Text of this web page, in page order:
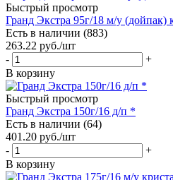
Быстрый просмотр
Гранд Экстра 95г/18 м/у (дойпак)
Есть в наличии (883)
263.22 руб./шт
-
+
В корзину
Быстрый просмотр
Гранд Экстра 150г/16 д/п *
Есть в наличии (64)
401.20 руб./шт
-
+
В корзину